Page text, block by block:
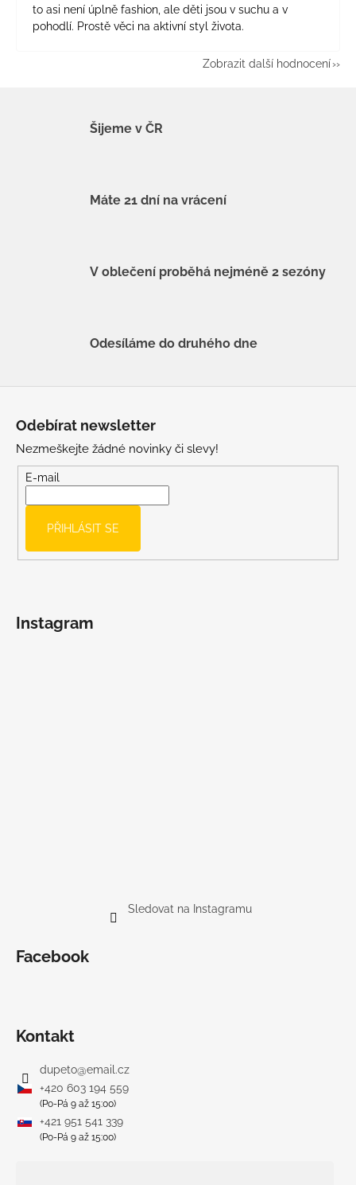
to asi není úplně fashion, ale děti jsou v suchu a v
pohodlí. Prostě věci na aktivní styl života.
Zobrazit další hodnocení
Šijeme v ČR
Máte 21 dní na vrácení
V oblečení proběhá nejméně 2 sezóny
Odesíláme do druhého dne
Odebírat newsletter
Nezmeškejte žádné novinky či slevy!
E-mail
PŘIHLÁSIT SE
Instagram
Sledovat na Instagramu
Facebook
Kontakt
dupeto@email.cz
+420 603 194 559
(Po-Pá 9 až 15:00)
+421 951 541 339
(Po-Pá 9 až 15:00)